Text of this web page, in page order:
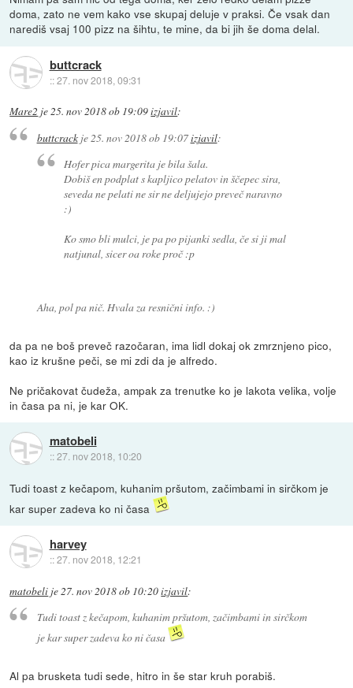
doma, zato ne vem kako vse skupaj deluje v praksi. Če vsak dan
narediš vsaj 100 pizz na šihtu, te mine, da bi jih še doma delal.
buttcrack
::27. nov 2018, 09:31
Mare2 je25. nov 2018 ob 19:09izjavil:
buttcrackje25. nov 2018 ob 19:07izjavil:
Hofer pica margerita je bila šala.
Dobiš en podplat s kapljico pelatov in ščepec sira,
seveda ne pelati ne sir ne deljujejo preveč naravno
:)
Ko smo bli mulci, je pa po pijanki sedla, če si ji mal
natjunal, sicer oa roke proč :p
Aha, pol pa nič. Hvala za resnični info. :)
da pa ne boš preveč razočaran, ima lidl dokaj ok zmrznjeno pico,
kao iz krušne peči, se mi zdi da je alfredo.
Ne pričakovat čudeža, ampak za trenutke ko je lakota velika, volje
in časa pa ni, je kar OK.
matobeli
::27. nov 2018, 10:20
Tudi toast z kečapom, kuhanim pršutom, začimbami in sirčkom je
kar super zadeva ko ni časa
harvey
::27. nov 2018, 12:21
matobeli je27. nov 2018 ob 10:20izjavil:
Tudi toast z kečapom, kuhanim pršutom, začimbami in sirčkom
je kar super zadeva ko ni časa
Al pa brusketa tudi sede, hitro in še star kruh porabiš.